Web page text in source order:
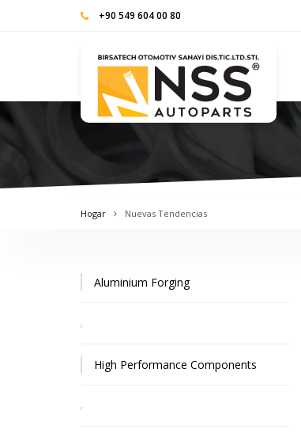
+90 549 604 00 80
Hogar Nuevas Tendencias
Aluminium Forging
High Performance Components